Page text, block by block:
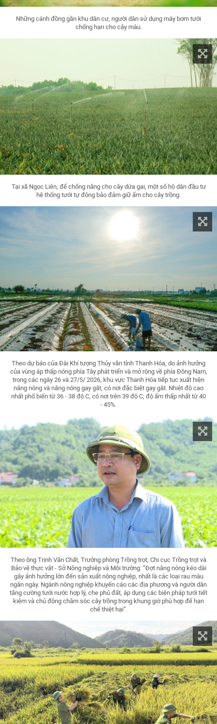
Những cánh đồng gần khu dân cư, người dân sử dụng máy bơm tưới
chống hạn cho cây màu.
Tại xã Ngọc Liên, để chống nắng cho cây dứa gai, một số hộ dân đầu tư
hệ thống tưới tự động bảo đảm giữ ẩm cho cây trồng.
Theo dự báo của Đài Khí tượng Thủy văn tỉnh Thanh Hóa, do ảnh hưởng
của vùng áp thấp nóng phía Tây phát triển và mở rộng về phía Đông Nam,
trong các ngày 26 và 27/5/ 2026, khu vực Thanh Hóa tiếp tục xuất hiện
nắng nóng và nắng nóng gay gắt, có nơi đặc biệt gay gắt. Nhiệt độ cao
nhất phổ biến từ 36 - 38 độ C, có nơi trên 39 độ C; độ ẩm thấp nhất từ 40
- 45%.
Theo ông Trịnh Văn Chất, Trưởng phòng Trồng trọt, Chi cục Trồng trọt và
Bảo vệ thực vật - Sở Nông nghiệp và Môi trường: “Đợt nắng nóng kéo dài
gây ảnh hưởng lớn đến sản xuất nông nghiệp, nhất là các loại rau màu
ngắn ngày. Ngành nông nghiệp khuyến cáo các địa phương và người dân
tăng cường tưới nước hợp lý, che phủ đất, áp dụng các biện pháp tưới tiết
kiệm và chủ động chăm sóc cây trồng trong khung giờ phù hợp để hạn
chế thiệt hại”.